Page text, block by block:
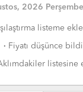
2026
listeme ekle
· Fiyatı düşünce
listesine